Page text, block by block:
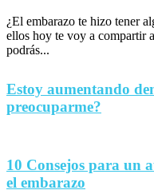
¿El embarazo te hizo tener
ellos hoy te voy a compartir
podrás...
Estoy aumentando
preocuparme?
10 Consejos para un
el embarazo